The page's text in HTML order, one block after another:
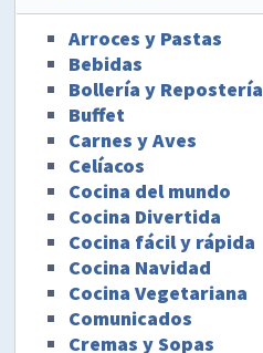
Arroces y Pastas
Bebidas
Bollería y Repostería
Buffet
Carnes y Aves
Celíacos
Cocina del mundo
Cocina Divertida
Cocina fácil y rápida
Cocina Navidad
Cocina Vegetariana
Comunicados
Cremas y Sopas